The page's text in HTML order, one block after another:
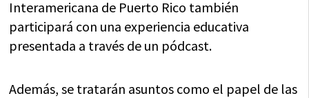
Interamericana de Puerto Rico también
participará con una experiencia educativa
presentada a través de un pódcast.
Además, se tratarán asuntos como el papel de las